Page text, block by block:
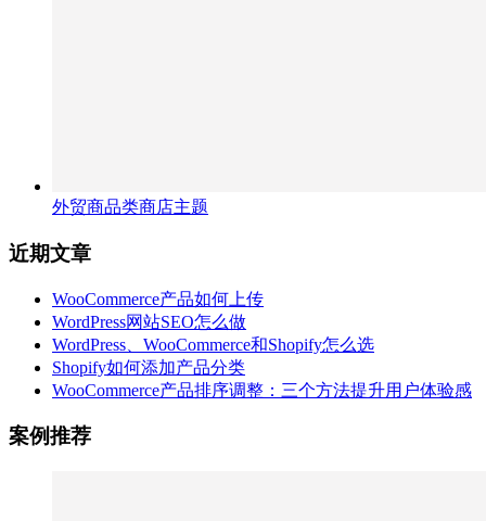
外贸商品类商店主题
近期文章
WooCommerce产品如何上传
WordPress网站SEO怎么做
WordPress、WooCommerce和Shopify怎么选
Shopify如何添加产品分类
WooCommerce产品排序调整：三个方法提升用户体验感
案例推荐